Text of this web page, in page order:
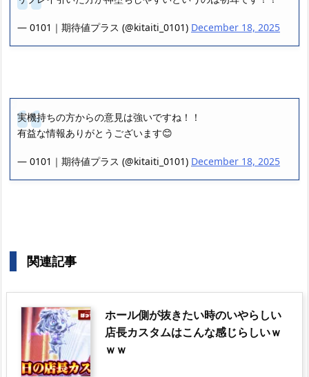
— 0101｜期待値プラス (@kitaiti_0101) December 18, 2025
実機持ちの方からの意見は強いですね！！
有益な情報ありがとうございます😊
— 0101｜期待値プラス (@kitaiti_0101) December 18, 2025
関連記事
ホール側が抜きたい時のいやらしい
店長カスタムはこんな感じらしいｗ
ｗｗ